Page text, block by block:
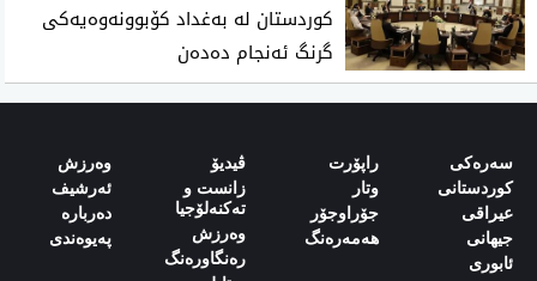
کوردستان لە بەغداد کۆبوونەوەیەکی
گرنگ ئەنجام دەدەن
سەرەکی
کوردستانی
‌‌عیراقی‌
‌‌جیهانی‌
‌‌ئابوری‌
راپۆرت
وتار
جۆراوجۆر
هەمەرەنگ
ڤیدیۆ
زانست و
تەکنەلۆجیا
وەرزش
رەنگاورەنگ
وەرزش‌
ئەرشیف
دەربارە‌
پەیوەندی‌